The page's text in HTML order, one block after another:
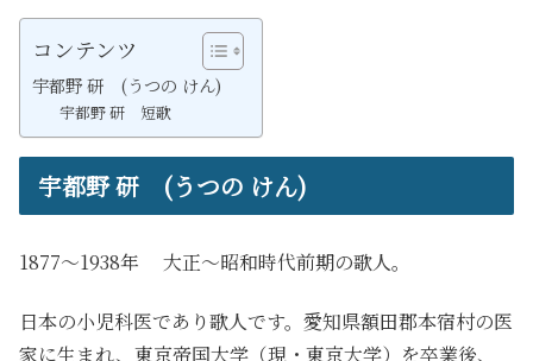
コンテンツ
宇都野 研 (うつの けん)
宇都野 研 短歌
宇都野 研 (うつの けん)
1877～1938年 大正～昭和時代前期の歌人。
日本の小児科医であり歌人です。愛知県額田郡本宿村の医
家に生まれ、東京帝国大学（現・東京大学）を卒業後、